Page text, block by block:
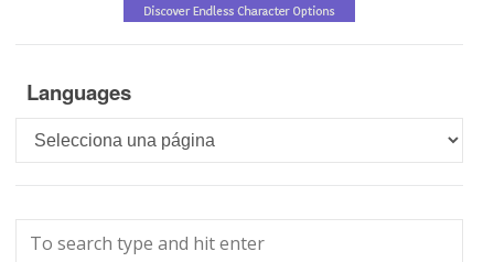
Languages
Languages